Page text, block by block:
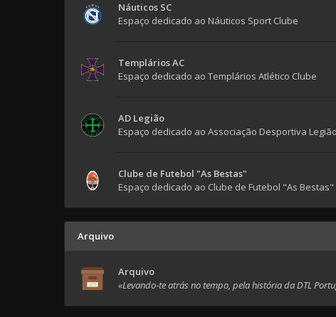
Náuticos SC
Espaço dedicado ao Náuticos Sport Clube
Templários AC
Espaço dedicado ao Templários Atlético Clube
AD Legião
Espaço dedicado ao Associação Desportiva Legião
Clube de Futebol "As Bestas"
Espaço dedicado ao Clube de Futebol "As Bestas"
Arquivo
Arquivo
«Levando-te atrás no tempo, pela história da DTL